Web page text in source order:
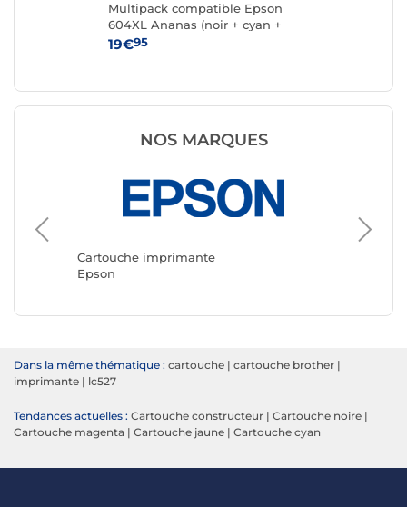
Multipack compatible Epson
604XL Ananas (noir + cyan +
magenta + jaune)
19€95
NOS MARQUES
Cartouche imprimante
Epson
Canon
Dans la même thématique : cartouche | cartouche brother |
imprimante | lc527
Tendances actuelles : Cartouche constructeur | Cartouche noire |
Cartouche magenta | Cartouche jaune | Cartouche cyan